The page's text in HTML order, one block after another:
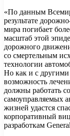
«По данным
результате
мира погибает
масштаб этой
дорожного
со смертельным
технологии
Но как и с
возможность
должны работать
самоуправляемых
жизней удастся
корпоративный
разработкам